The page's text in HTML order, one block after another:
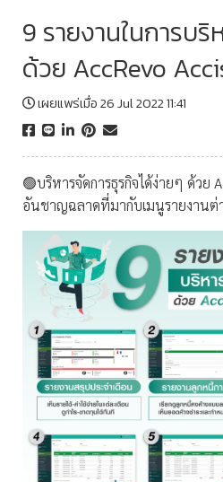
9 รายงานในการบ
ด้วย AccRevo
เผยแพร่เมื่อ 26 Jul 2022 11:41
🟢บริหารจัดการธุรกิจได้ง่ายๆ ด้วย
อันชาญฉลาดที่มากับเมนูรายงานต่